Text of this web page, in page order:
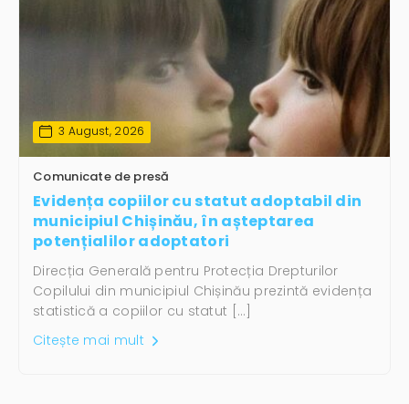
3 August, 2026
Comunicate de presă
Evidența copiilor cu statut adoptabil din
municipiul Chișinău, în așteptarea
potențialilor adoptatori
Direcția Generală pentru Protecția Drepturilor
Copilului din municipiul Chișinău prezintă evidența
statistică a copiilor cu statut […]
Citește mai mult